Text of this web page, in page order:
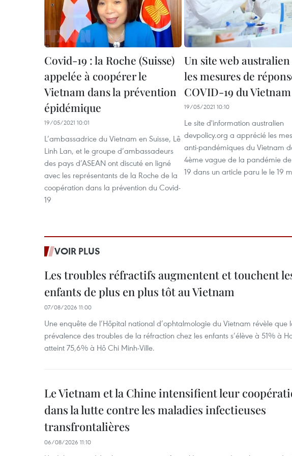
Covid-19 : la Roche (Suisse)
appelée à coopérer le
Vietnam dans la prévention
épidémique
19/05/2021 10:01
L’ambassadrice du Vietnam en Suisse, Lê
Linh Lan, et le groupe d’ambassadeurs
des pays d’ASEAN ont discuté en ligné
avec les représentants de la Roche de la
coopération dans la prévention du Covid-
19
Un site web australien
les mesures de
COVID-19 du Vietnam
19/05/2021 10:10
Le site d'information australien
devpolicy.org a apprécié les
anti-pandémiques du Vietnam
4ème vague de la pandémie
19 dans un article paru le le 19
VOIR PLUS
Les troubles réfractifs augmentent et touchent
enfants de plus en plus tôt au Vietnam
07/08/2026 11:00
Une enquête de l’Hôpital national d’ophtalmologie du Vietnam révèle que
prévalence des troubles de la réfraction chez les enfants s’élève à 51% à
atteint 75,6% à Hô Chi Minh-Ville.
Le Vietnam et la Chine intensifient leur
dans la lutte contre les maladies infectieuses
transfrontalières
06/08/2026 11:10